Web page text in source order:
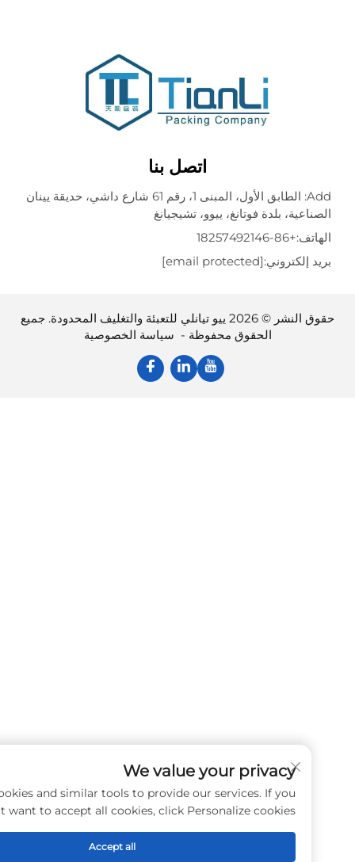
اتصل بنا
Add: الطابق الأول، المبنى 1، رقم 61 شارع داشي، حديقة يينان
بلدة فوتانغ، ييوو، تشيجيانغ
إلكتروني:[email protected]
حقوق النشر © 2026 ييو تيانلي للتعبئة والتغليف المحدودة. جميع
الحقوق محفوظة -سياسة الخصوصية
We value your privacy
use cookies and similar tools to provide our services. If you
don't want to accept all cookies, click Personalize cookies.
Accept all